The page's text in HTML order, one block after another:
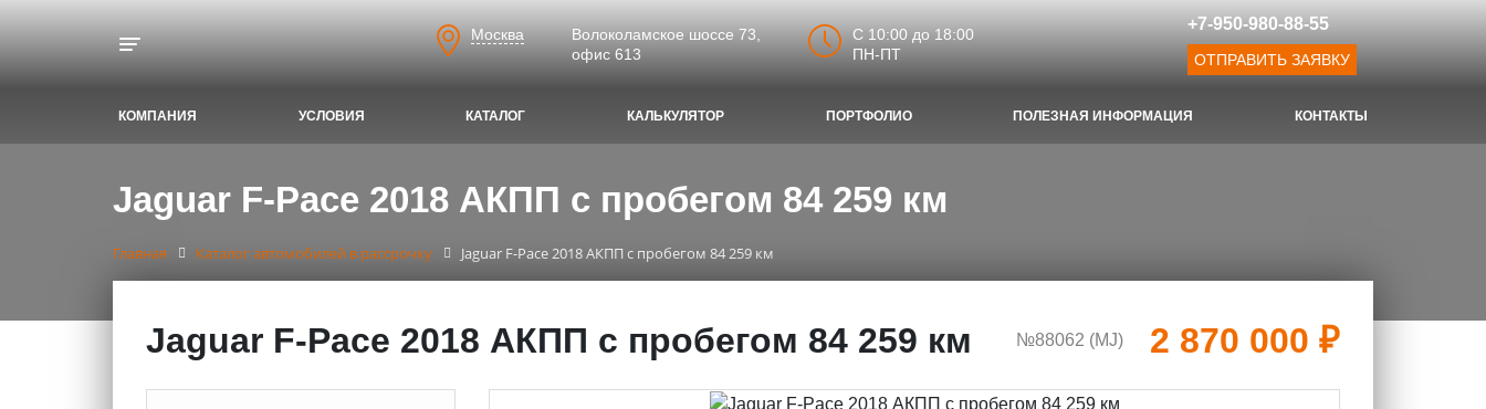
Москва
Волоколамское шоссе 73,
офис 613
C 10:00 до 18:00
ПН-ПТ
+7-950-980-88-55
ОТПРАВИТЬ ЗАЯВКУ
КОМПАНИЯ УСЛОВИЯ КАТАЛОГ КАЛЬКУЛЯТОР ПОРТФОЛИО ПОЛЕЗНАЯ ИНФОРМАЦИЯ КОНТАКТЫ
Jaguar F-Pace 2018 АКПП с пробегом 84 259 км
Главная Каталог автомобилей в рассрочку Jaguar F-Pace 2018 АКПП с пробегом 84 259 км
Jaguar F-Pace 2018 АКПП с пробегом 84 259 км №88062 (МJ) 2 870 000 ₽